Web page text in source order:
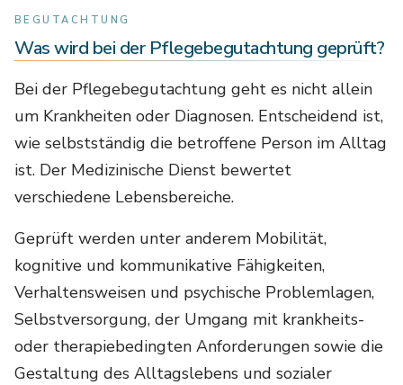
BEGUTACHTUNG
Was wird bei der Pflegebegutachtung geprüft?
Bei der Pflegebegutachtung geht es nicht allein
um Krankheiten oder Diagnosen. Entscheidend ist,
wie selbstständig die betroffene Person im Alltag
ist. Der Medizinische Dienst bewertet
verschiedene Lebensbereiche.
Geprüft werden unter anderem Mobilität,
kognitive und kommunikative Fähigkeiten,
Verhaltensweisen und psychische Problemlagen,
Selbstversorgung, der Umgang mit krankheits-
oder therapiebedingten Anforderungen sowie die
Gestaltung des Alltagslebens und sozialer